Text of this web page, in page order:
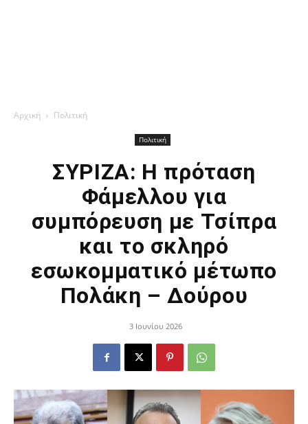
Αρχική Πολιτική
Πολιτική
ΣΥΡΙΖΑ: Η πρόταση
Φάμελλου για
συμπόρευση με Τσίπρα
και το σκληρό
εσωκομματικό μέτωπο
Πολάκη – Δούρου
3 Ιουνίου 2026